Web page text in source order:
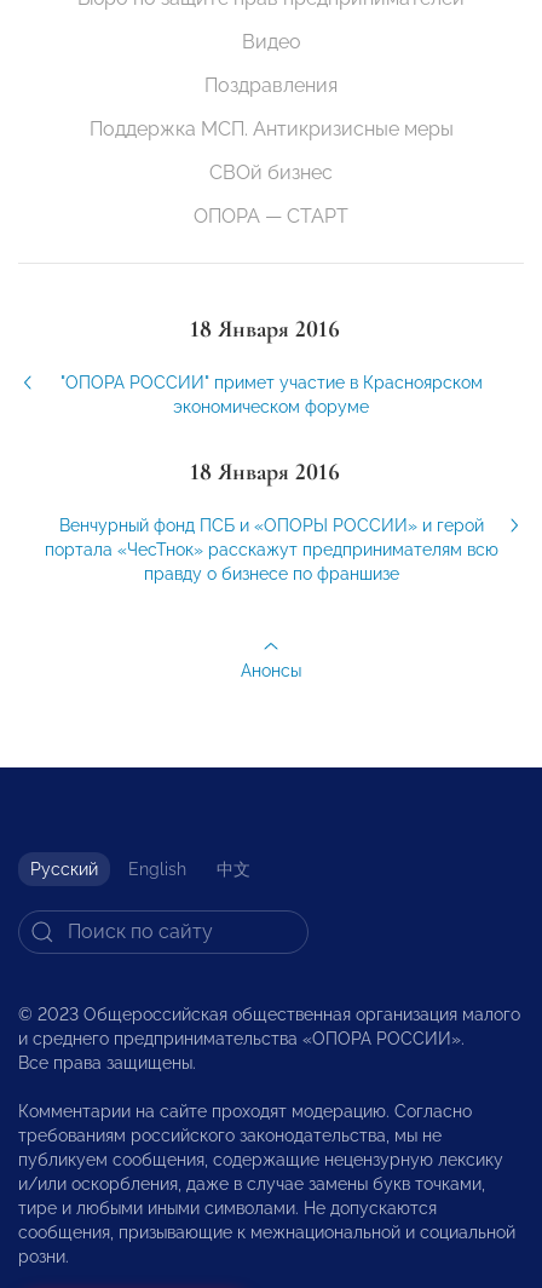
Видео
Поздравления
Поддержка МСП. Антикризисные меры
СВОй бизнес
ОПОРА — СТАРТ
18 Января 2016
"ОПОРА РОССИИ" примет участие в Красноярском
экономическом форуме
18 Января 2016
Венчурный фонд ПСБ и «ОПОРЫ РОССИИ» и герой
портала «ЧесТнок» расскажут предпринимателям всю
правду о бизнесе по франшизе
Анонсы
Русский English 中文
© 2023 Общероссийская общественная организация малого
и среднего предпринимательства «ОПОРА РОССИИ».
Все права защищены.
Комментарии на сайте проходят модерацию. Согласно
требованиям российского законодательства, мы не
публикуем сообщения, содержащие нецензурную лексику
и/или оскорбления, даже в случае замены букв точками,
тире и любыми иными символами. Не допускаются
сообщения, призывающие к межнациональной и социальной
розни.